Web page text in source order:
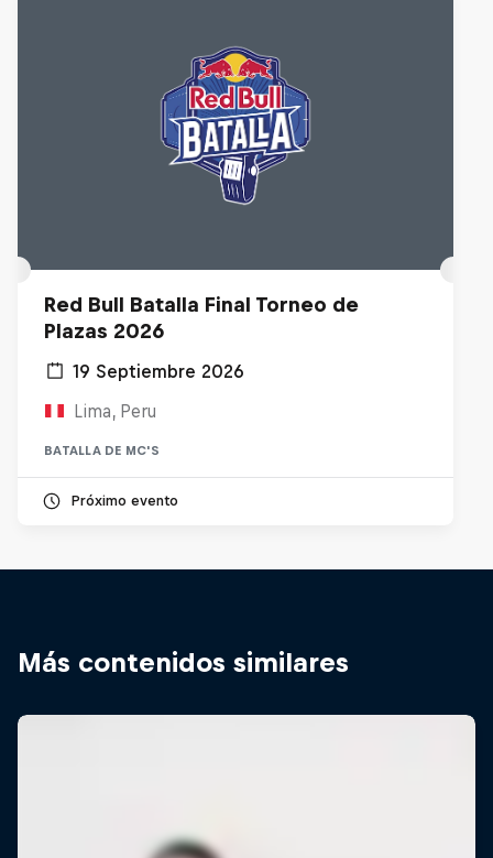
Red Bull Batalla Final Torneo de
Plazas 2026
19 Septiembre 2026
Lima, Peru
BATALLA DE MC'S
Próximo evento
Más contenidos similares